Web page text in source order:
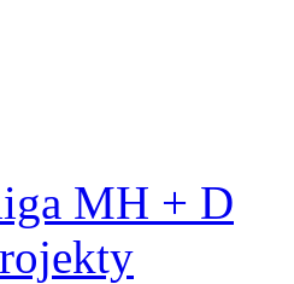
MH + D